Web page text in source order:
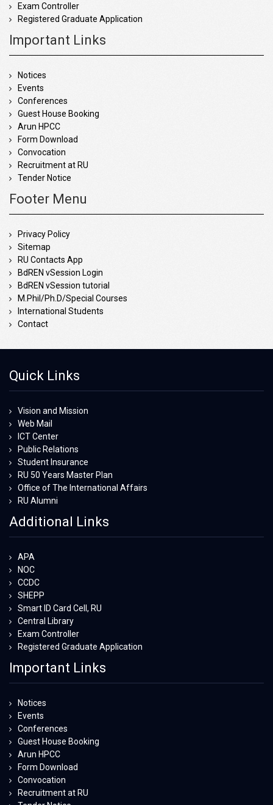
Exam Controller
Registered Graduate Application
Important Links
Notices
Events
Conferences
Guest House Booking
Arun HPCC
Form Download
Convocation
Recruitment at RU
Tender Notice
Footer Menu
Privacy Policy
Sitemap
RU Contacts App
BdREN vSession Login
BdREN vSession tutorial
M.Phil/Ph.D/Special Courses
International Students
Contact
Quick Links
Vision and Mission
Web Mail
ICT Center
Public Relations
Student Insurance
RU 50 Years Master Plan
Office of The International Affairs
RU Alumni
Additional Links
APA
NOC
CCDC
SHEPP
Smart ID Card Cell, RU
Central Library
Exam Controller
Registered Graduate Application
Important Links
Notices
Events
Conferences
Guest House Booking
Arun HPCC
Form Download
Convocation
Recruitment at RU